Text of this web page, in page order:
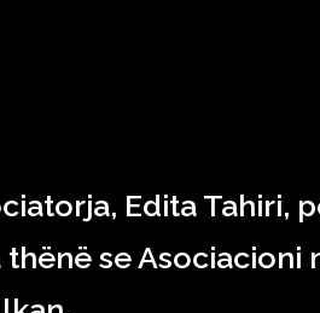
Edita Tahiri,
thënë se